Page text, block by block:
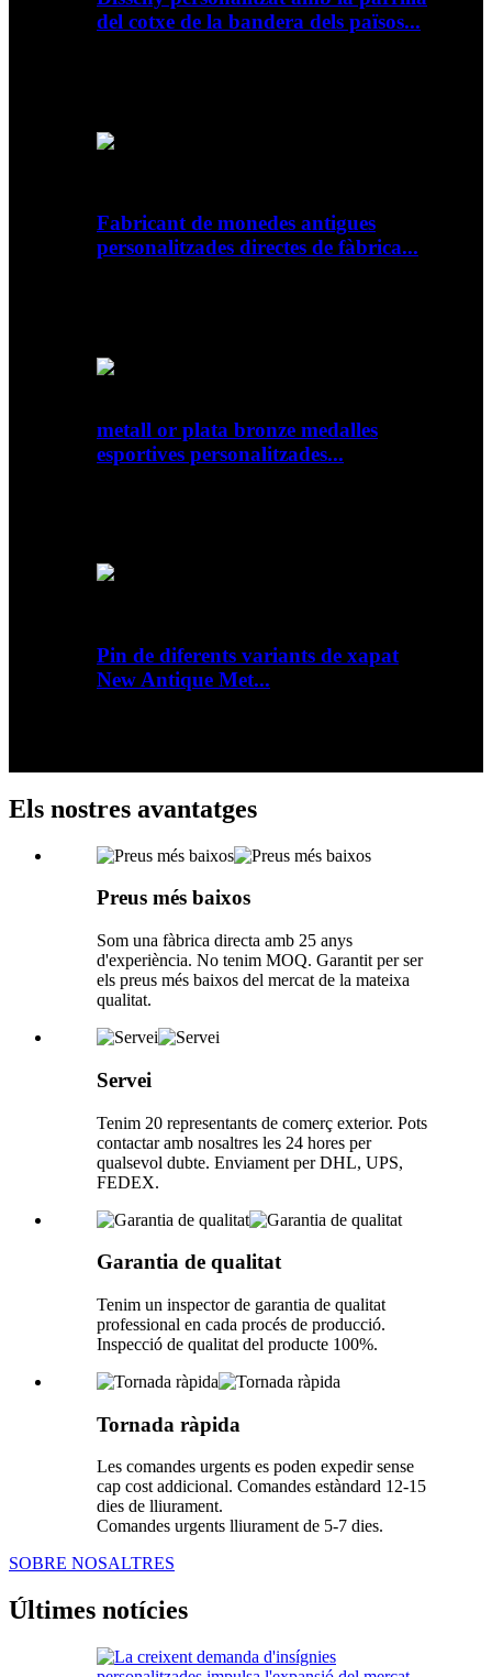
del cotxe de la bandera dels països...
Fabricant de monedes antigues
personalitzades directes de fàbrica...
metall or plata bronze medalles
esportives personalitzades...
Pin de diferents variants de xapat
New Antique Met...
Els nostres avantatges
Preus més baixos
Som una fàbrica directa amb 25 anys
d'experiència. No tenim MOQ. Garantit per ser
els preus més baixos del mercat de la mateixa
qualitat.
Servei
Tenim 20 representants de comerç exterior. Pots
contactar amb nosaltres les 24 hores per
qualsevol dubte. Enviament per DHL, UPS,
FEDEX.
Garantia de qualitat
Tenim un inspector de garantia de qualitat
professional en cada procés de producció.
Inspecció de qualitat del producte 100%.
Tornada ràpida
Les comandes urgents es poden expedir sense
cap cost addicional. Comandes estàndard 12-15
dies de lliurament.
Comandes urgents lliurament de 5-7 dies.
SOBRE NOSALTRES
Últimes notícies